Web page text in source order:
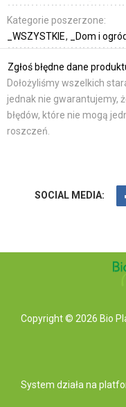
Kategorie poszerzone:
_WSZYSTKIE
_Dom i
Zgłoś błędne dane
Dołożyliśmy wszelkich
jednak nie gwarantujemy,
błędów, które nie mogą
roszczeń.
SOCIAL MEDIA:
Copyright © 2026 Bio
System działa na